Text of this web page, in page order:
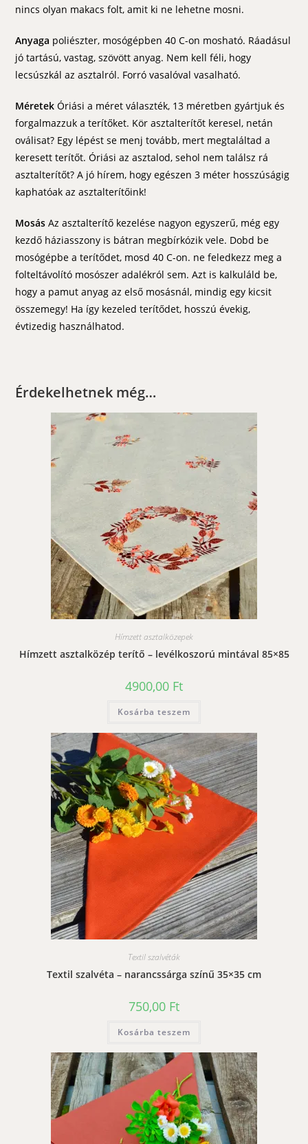
nincs olyan makacs folt, amit ki ne lehetne mosni.
Anyaga poliészter, mosógépben 40 C-on mosható. Ráadásul
jó tartású, vastag, szövött anyag. Nem kell féli, hogy
lecsúszkál az asztalról. Forró vasalóval vasalható.
MéretekÓriási a méret választék, 13 méretben gyártjuk és
forgalmazzuk a terítőket. Kör asztalterítőt keresel, netán
oválisat? Egy lépést se menj tovább, mert megtaláltad a
keresett terítőt. Óriási az asztalod, sehol nem találsz rá
asztalterítőt? A jó hírem, hogy egészen 3 méter hosszúságig
kaphatóak az asztalterítőink!
Mosás Az asztalterítő kezelése nagyon egyszerű, még egy
kezdő háziasszony is bátran megbírkózik vele. Dobd be
mosógépbe a terítődet, mosd 40 C-on. ne feledkezz meg a
folteltávolító mosószer adalékról sem. Azt is kalkuláld be,
hogy a pamut anyag az első mosásnál, mindig egy kicsit
összemegy! Ha így kezeled terítődet, hosszú évekig,
évtizedig használhatod.
Érdekelhetnek még…
Hímzett asztalközepek
Hímzett asztalközép terítő – levélkoszorú mintával 85×85
4900,00 Ft
Kosárba teszem
Textil szalvéták
Textil szalvéta – narancssárga színű 35×35 cm
750,00 Ft
Kosárba teszem